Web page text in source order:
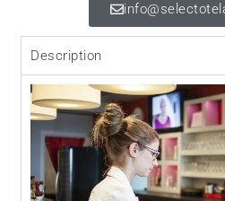
Description